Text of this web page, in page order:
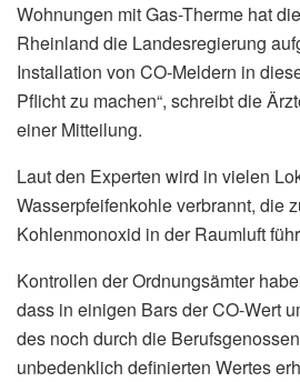
Wohnungen mit Gas-Therme hat
Rheinland die Landesregierung
Installation von CO-Meldern in
Pflicht zu machen“, schreibt die
einer Mitteilung.
Laut den Experten wird in vielen
Wasserpfeifenkohle verbrannt, die
Kohlenmonoxid in der Raumluft
Kontrollen der Ordnungsämter
dass in einigen Bars der CO-Wert
des noch durch die
unbedenklich definierten Wertes